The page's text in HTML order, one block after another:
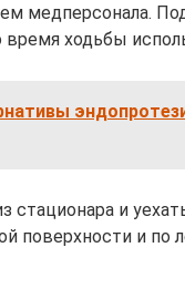
медперсонала.
время ходьбы
и
поверхности и по